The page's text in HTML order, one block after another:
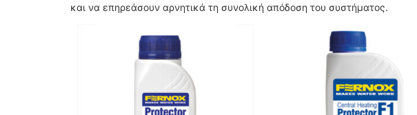
και να επηρεάσουν αρνητικά τη συνολική απόδοση του συστήματος.